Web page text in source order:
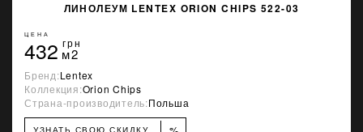
ЛИНОЛЕУМ LENTEX ORION CHIPS 522-03
ЦЕНА
432 грн
м2
Бренд:Lentex
Коллекция:Orion Chips
Страна-производитель:Польша
УЗНАТЬ СВОЮ СКИДКУ